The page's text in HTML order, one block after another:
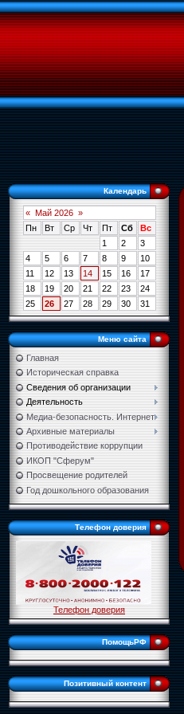
Календарь
« Май 2026 »
Пн
Вт Ср Чт Пт Сб
Вс
1
2
3
4
5 6 7 8 9
10
11
12 13 14 15 16
17
18
19 20 21 22 23
24
25
26 27 28 29 30 31
Меню сайта
Главная
Историческая справка
Сведения об организации
Деятельность
Медиа-безопасность. Интернет.
Архивные материалы
Противодействие коррупции
ИКОП "Сферум"
Просвещение родителей
Год дошкольного образования
Телефон доверия
Телефон доверия
ПомощьРФ
Позитивный контент